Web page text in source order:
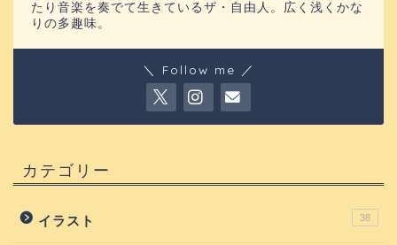
たり音楽を奏でて生きているザ・自由人。広く浅くかな
りの多趣味。
＼ Follow me ／
カテゴリー
イラスト 38